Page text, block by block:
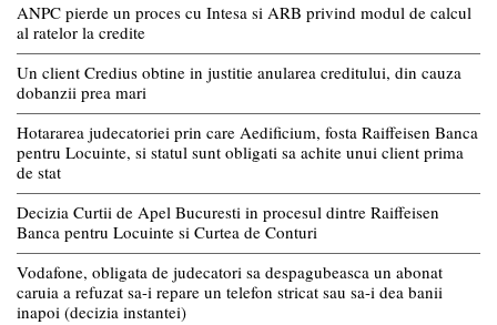
ANPC pierde un proces cu Intesa si ARB privind modul de calcul
al ratelor la credite
Un client Credius obtine in justitie anularea creditului, din cauza
dobanzii prea mari
Hotararea judecatoriei prin care Aedificium, fosta Raiffeisen Banca
pentru Locuinte, si statul sunt obligati sa achite unui client prima
de stat
Decizia Curtii de Apel Bucuresti in procesul dintre Raiffeisen
Banca pentru Locuinte si Curtea de Conturi
Vodafone, obligata de judecatori sa despagubeasca un abonat
caruia a refuzat sa-i repare un telefon stricat sau sa-i dea banii
inapoi (decizia instantei)